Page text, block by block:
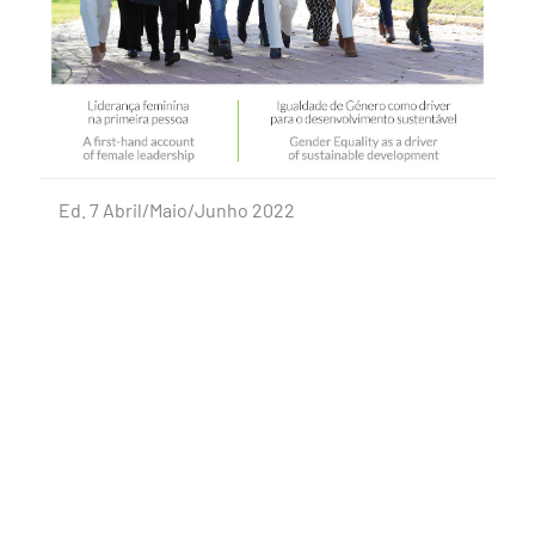
Ed. 7 Abril/Maio/Junho 2022